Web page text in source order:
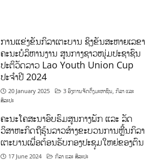
ການແຂ່ງຂັນກິລາເຕະບານ ຊິງຂັນສະຫາຍເລຂາ
ຄະນະບໍລິຫານງານ ສູນກາງຊາວໜຸ່ມປະຊາຊົນ
ປະຕິວັດລາວ Lao Youth Union Cup
ປະຈຳປີ 2024
20 January 2025 3 ອົງການຈັດຕັ້ງມະຫາຊົນ,ກິລາ ແລະ
ສິລະປະ
ຄະນະໂຄສະນາອົບຮົມສູນກາງພັກ ແລະ ລັດ
ວິສາຫະກິດຖືຮຸ້ນລາວສ້າງຂະບວນການຫຼີ້ນກິລາ
ເຕະບານເພື່ອຕ້ອນຮັບກອງປະຊຸມໃຫຍ່ຂອງຕົນ
17 June 2024 ກິລາ ແລະ ສິລະປະ